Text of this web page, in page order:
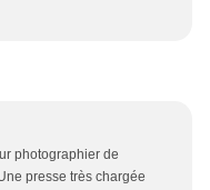
photographier de
presse très chargée